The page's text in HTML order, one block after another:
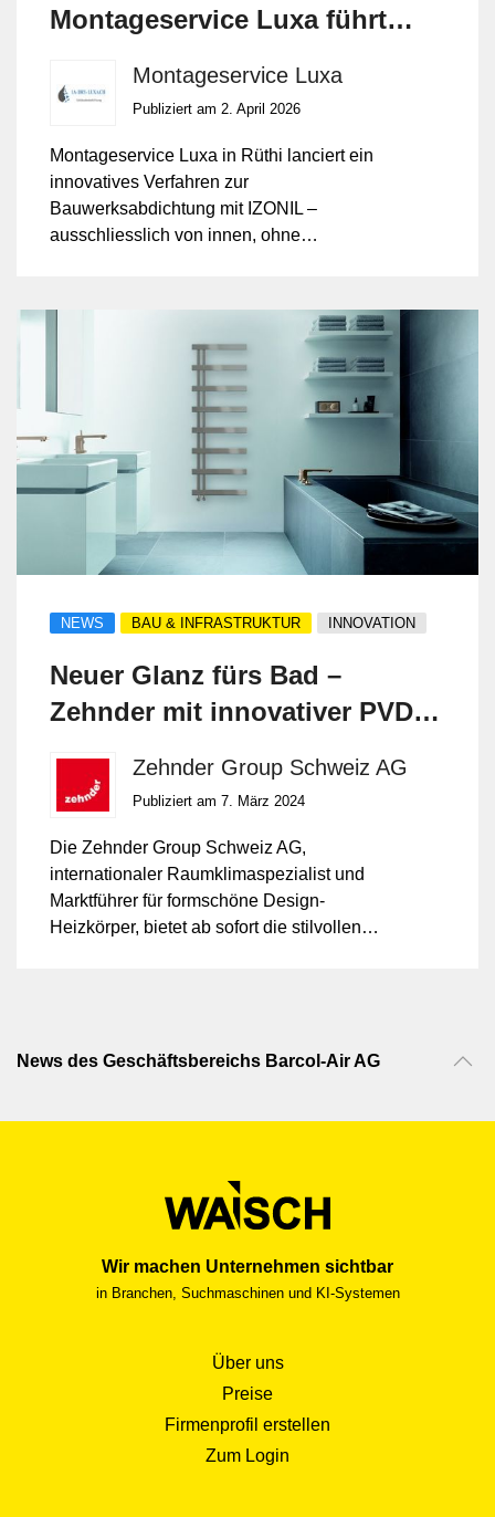
Montageservice Luxa führt
Montageservice Luxa
Publiziert am 2. April 2026
Montageservice Luxa in Rüthi lanciert ein
innovatives Verfahren zur
Bauwerksabdichtung mit IZONIL –
ausschliesslich von innen, ohne
Bautätigkeit und schont zugleich das
Äussere der Gebäude.
NEWS BAU & INFRASTRUKTUR INNOVATION
Neuer Glanz fürs Bad –
Zehnder mit innovativer PVD-
Heizkörper
Zehnder Group Schweiz AG
Publiziert am 7. März 2024
Die Zehnder Group Schweiz AG,
internationaler Raumklimaspezialist und
Marktführer für formschöne Design-
Heizkörper, bietet ab sofort die stilvollen
Verschmelzung von Form und
News des Geschäftsbereichs Barcol-Air AG
Wir machen Unternehmen sichtbar
in Branchen, Suchmaschinen und KI-Systemen
Über uns
Preise
Firmenprofil erstellen
Zum Login